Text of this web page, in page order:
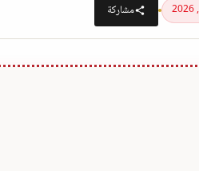
مشاركة